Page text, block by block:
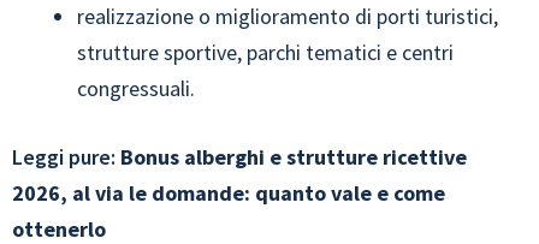
realizzazione o miglioramento di porti turistici,
strutture sportive, parchi tematici e centri
congressuali​.
Leggi pure: Bonus alberghi e strutture ricettive
2026, al via le domande: quanto vale e come
ottenerlo